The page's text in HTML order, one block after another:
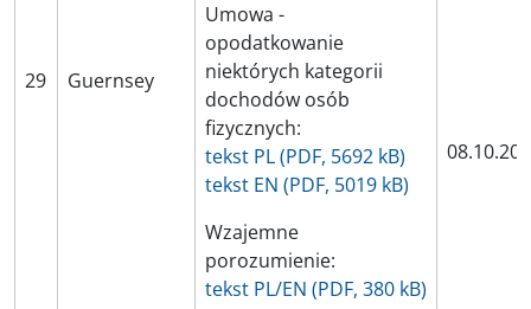
29 Guernsey
Umowa -
opodatkowanie
niektórych kategorii
dochodów osób
fizycznych:
tekst PL (PDF, 5692 kB)
tekst EN (PDF, 5019 kB)
Wzajemne
porozumienie:
tekst PL/EN (PDF, 380 kB)